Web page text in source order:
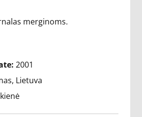
merginoms.
2001
Lietuva